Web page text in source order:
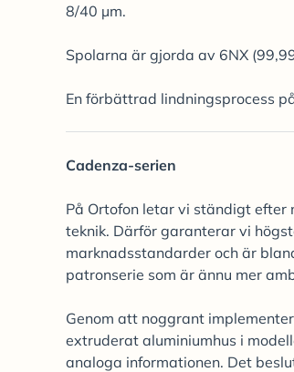
8/40 µm.
Spolarna är gjorda av 6NX
En förbättrad lindningsprocess
Cadenza-serien
På Ortofon letar vi ständigt efter
teknik. Därför garanterar vi
marknadsstandarder och är
patronserie som är ännu mer
Genom att noggrant
extruderat aluminiumhus i
analoga informationen. Det